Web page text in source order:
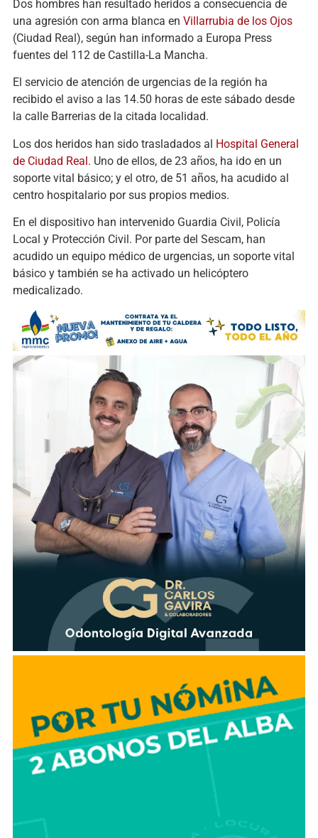
Dos hombres han resultado heridos a consecuencia de
una agresión con arma blanca en Villarrubia de los Ojos
(Ciudad Real), según han informado a Europa Press
fuentes del 112 de Castilla-La Mancha.
El servicio de atención de urgencias de la región ha
recibido el aviso a las 14.50 horas de este sábado desde
la calle Barrerias de la citada localidad.
Los dos heridos han sido trasladados al Hospital General
de Ciudad Real. Uno de ellos, de 23 años, ha ido en un
soporte vital básico; y el otro, de 51 años, ha acudido al
centro hospitalario por sus propios medios.
En el dispositivo han intervenido Guardia Civil, Policía
Local y Protección Civil. Por parte del Sescam, han
acudido un equipo médico de urgencias, un soporte vital
básico y también se ha activado un helicóptero
medicalizado.